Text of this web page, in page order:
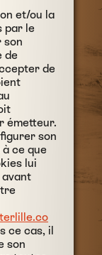
et/ou la
par le
son
de
de
émetteur.
son
ce que
lui
ce cas, il
son